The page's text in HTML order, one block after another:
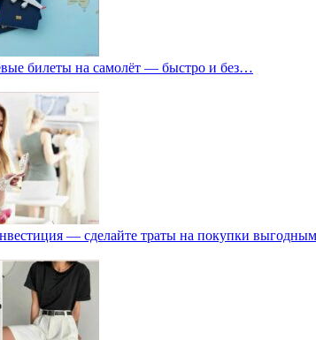
билеты на самолёт — быстро и без…
— сделайте траты на покупки